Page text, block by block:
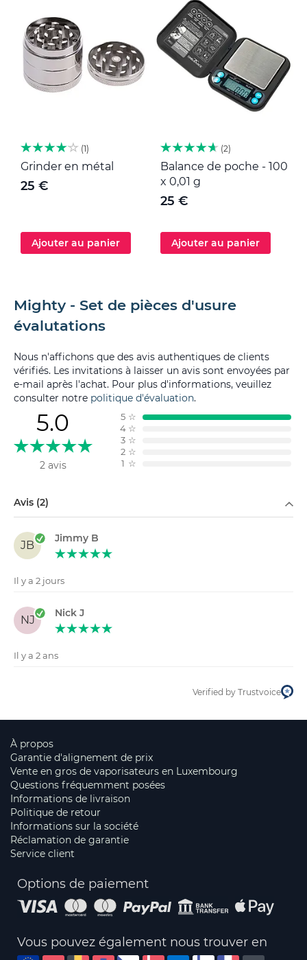
1
Grinder en métal
25 €
Ajouter au panier
2
Balance de poche - 100
x 0,01 g
25 €
Ajouter au panier
Mighty - Set de pièces d'usure
évalutations
Nous n'affichons que des avis authentiques de clients
vérifiés. Les invitations à laisser un avis sont envoyées par
e-mail après l'achat. Pour plus d'informations, veuillez
consulter notre politique d'évaluation.
5.0
2 avis
5 ☆
4 ☆
3 ☆
2 ☆
1 ☆
Avis (2)
JB
Jimmy B
Il y a 2 jours
NJ
Nick J
Il y a 2 ans
Verified by Trustvoice
À propos
Garantie d'alignement de prix
Vente en gros de vaporisateurs en Luxembourg
Questions fréquemment posées
Informations de livraison
Politique de retour
Informations sur la société
Réclamation de garantie
Service client
Options de paiement
Vous pouvez également nous trouver en